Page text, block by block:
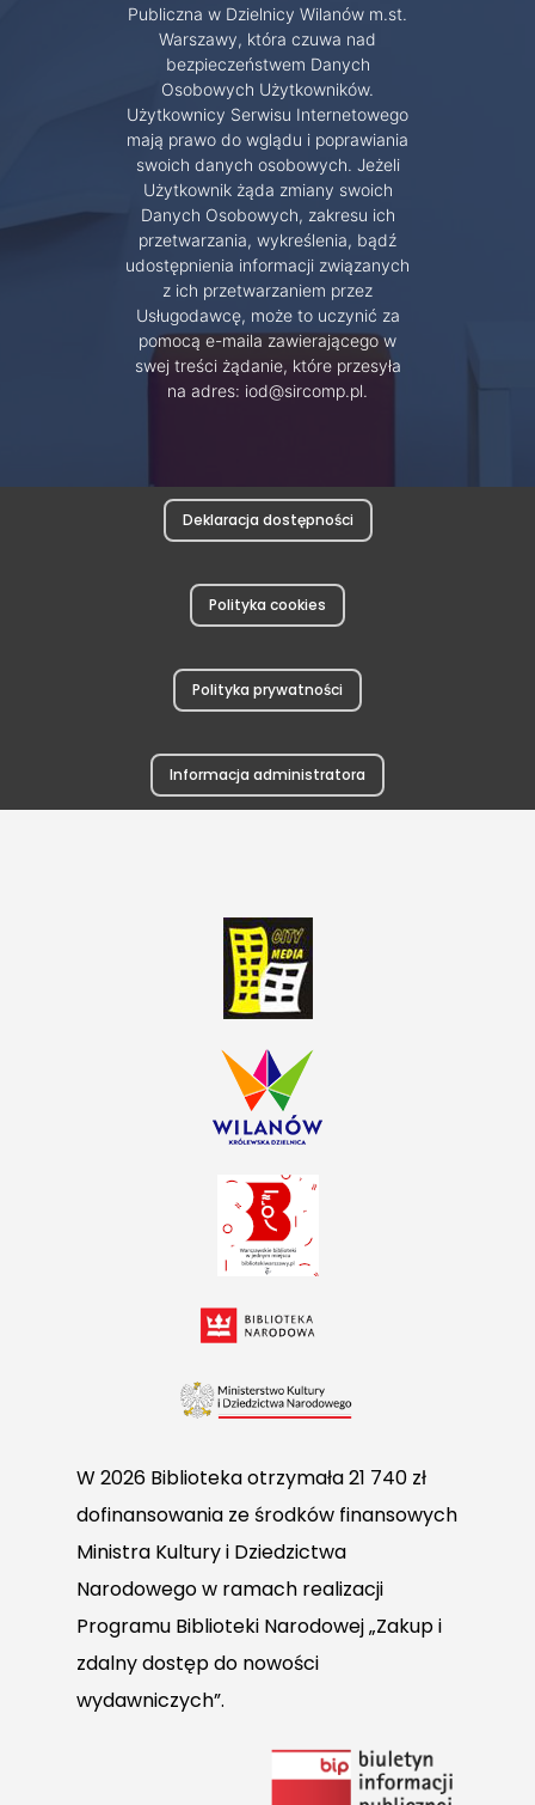
Publiczna w Dzielnicy Wilanów m.st.
Warszawy, która czuwa nad
bezpieczeństwem Danych
Osobowych Użytkowników.
Użytkownicy Serwisu Internetowego
mają prawo do wglądu i poprawiania
swoich danych osobowych. Jeżeli
Użytkownik żąda zmiany swoich
Danych Osobowych, zakresu ich
przetwarzania, wykreślenia, bądź
udostępnienia informacji związanych
z ich przetwarzaniem przez
Usługodawcę, może to uczynić za
pomocą e-maila zawierającego w
swej treści żądanie, które przesyła
na adres: iod@sircomp.pl.
Deklaracja dostępności
Polityka cookies
Polityka prywatności
Informacja administratora
W 2026 Biblioteka otrzymała 21 740 zł
dofinansowania ze środków finansowych
Ministra Kultury i Dziedzictwa
Narodowego w ramach realizacji
Programu Biblioteki Narodowej „Zakup i
zdalny dostęp do nowości
wydawniczych”.